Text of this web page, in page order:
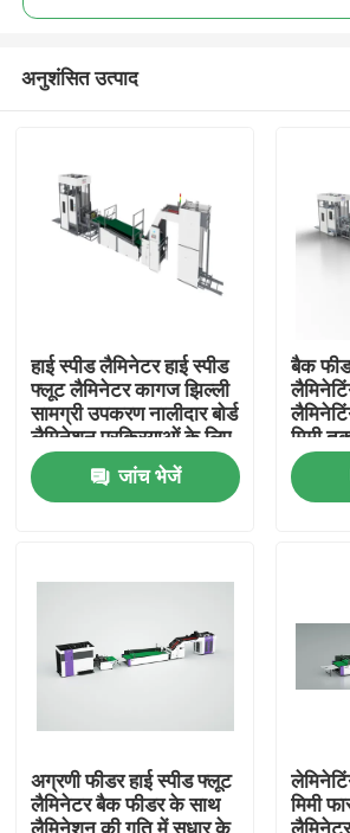
घर
हमारे बारे में
अनुशंसित उत्पाद
हाई स्पीड लैमिनेटर हाई स्पीड
फ्लूट लैमिनेटर कागज झिल्ली
सामग्री उपकरण नालीदार बोर्ड
लैमिनेशन प्रक्रियाओं के लिए
जांच भेजें
बैक
मिमी
अग्रणी फीडर हाई स्पीड फ्लूट
लैमिनेटर बैक फीडर के साथ
मिमी